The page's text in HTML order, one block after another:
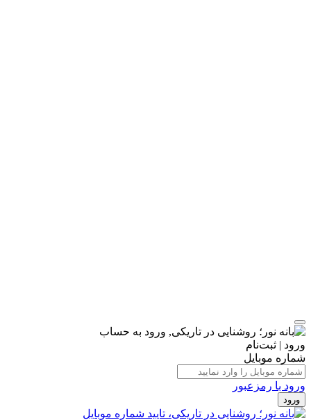
ورود | ثبت‌نام
شماره موبایل
ورود با رمزعبور
ورود